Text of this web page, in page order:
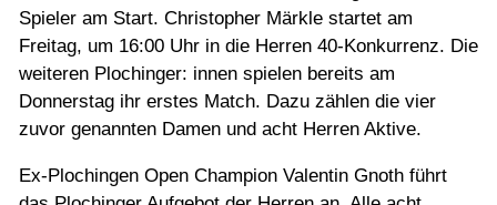
Spieler am Start. Christopher Märkle startet am
Freitag, um 16:00 Uhr in die Herren 40-Konkurrenz. Die
weiteren Plochinger: innen spielen bereits am
Donnerstag ihr erstes Match. Dazu zählen die vier
zuvor genannten Damen und acht Herren Aktive.
Ex-Plochingen Open Champion Valentin Gnoth führt